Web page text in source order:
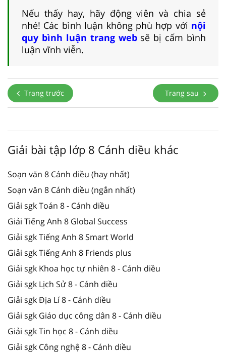
Nếu thấy hay, hãy động viên và chia sẻ
nhé! Các bình luận không phù hợp với nội
quy bình luận trang websẽ bị cấm bình
luận vĩnh viễn.
Trang trước Trang sau
Giải bài tập lớp 8 Cánh diều khác
Soạn văn 8 Cánh diều (hay nhất)
Soạn văn 8 Cánh diều (ngắn nhất)
Giải sgk Toán 8 - Cánh diều
Giải Tiếng Anh 8 Global Success
Giải sgk Tiếng Anh 8 Smart World
Giải sgk Tiếng Anh 8 Friends plus
Giải sgk Khoa học tự nhiên 8 - Cánh diều
Giải sgk Lịch Sử 8 - Cánh diều
Giải sgk Địa Lí 8 - Cánh diều
Giải sgk Giáo dục công dân 8 - Cánh diều
Giải sgk Tin học 8 - Cánh diều
Giải sgk Công nghệ 8 - Cánh diều